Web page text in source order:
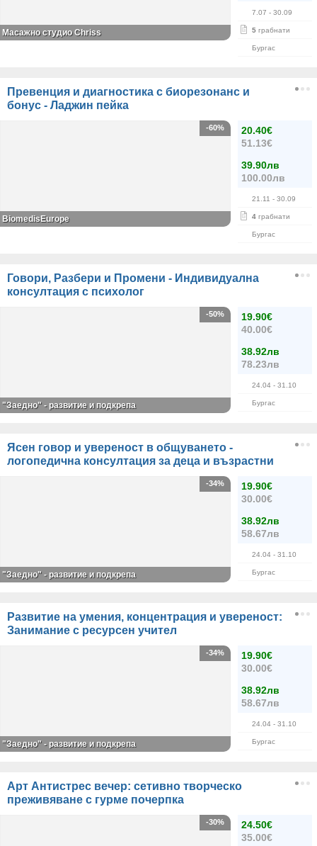
7.07 - 30.09
5 грабнати
Бургас
Масажно студио Chriss
Превенция и диагностика с биорезонанс и
бонус - Ладжин пейка
20.40€
51.13€
39.90лв
100.00лв
21.11 - 30.09
4 грабнати
Бургас
-60%
BiomedisEurope
Говори, Разбери и Промени - Индивидуална
консултация с психолог
19.90€
40.00€
38.92лв
78.23лв
24.04 - 31.10
Бургас
-50%
"Заедно" - развитие и подкрепа
Ясен говор и увереност в общуването -
логопедична консултация за деца и възрастни
19.90€
30.00€
38.92лв
58.67лв
24.04 - 31.10
Бургас
-34%
"Заедно" - развитие и подкрепа
Развитие на умения, концентрация и увереност:
Занимание с ресурсен учител
19.90€
30.00€
38.92лв
58.67лв
24.04 - 31.10
Бургас
-34%
"Заедно" - развитие и подкрепа
Арт Антистрес вечер: сетивно творческо
преживяване с гурме почерпка
24.50€
35.00€
-30%